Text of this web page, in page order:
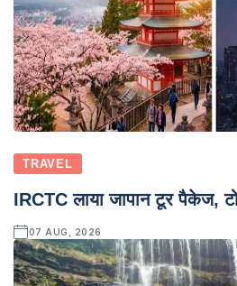
TRAVEL
IRCTC लाया जापान टूर पैकेज,
07 AUG, 2026